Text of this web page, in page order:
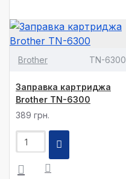
Brother TN-6300
Заправка картриджа
Brother TN-6300
389 грн.